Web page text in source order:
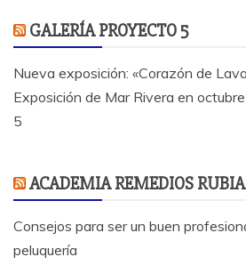
GALERÍA PROYECTO 5
Nueva exposición: «Corazón de
Exposición de Mar Rivera en
5
ACADEMIA REMEDIOS
Consejos para ser un buen
peluquería